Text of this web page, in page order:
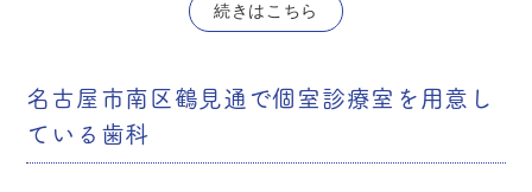
続きはこちら
名古屋市南区鶴見通で個室診療室を用意し
ている歯科